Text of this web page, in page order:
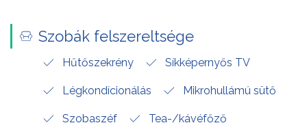
Szobák felszereltsége
Hűtőszekrény Síkképernyős TV
Légkondícionálás Mikrohullámú sütő
Szobaszéf Tea-/kávéfőző